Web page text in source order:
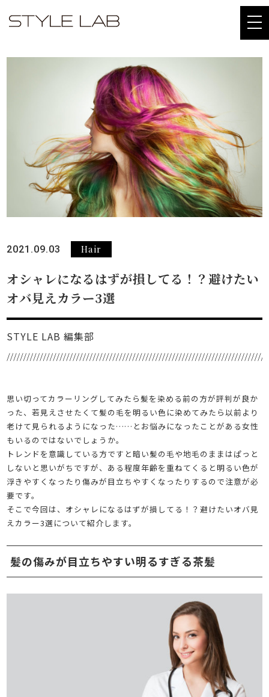
2021.09.03 Hair
オシャレになるはずが損してる！？避けたい
オバ見えカラー3選
STYLE LAB 編集部
思い切ってカラーリングしてみたら髪を染める前の方が評判が良か
った、若見えさせたくて髪の毛を明るい色に染めてみたら以前より
老けて見られるようになった……とお悩みになったことがある女性
もいるのではないでしょうか。
トレンドを意識している方ですと暗い髪の毛や地毛のままはぱっと
しないと思いがちですが、ある程度年齢を重ねてくると明るい色が
浮きやすくなったり傷みが目立ちやすくなったりするので注意が必
要です。
そこで今回は、オシャレになるはずが損してる！？避けたいオバ見
えカラー3選について紹介します。
髪の傷みが目立ちやすい明るすぎる茶髪